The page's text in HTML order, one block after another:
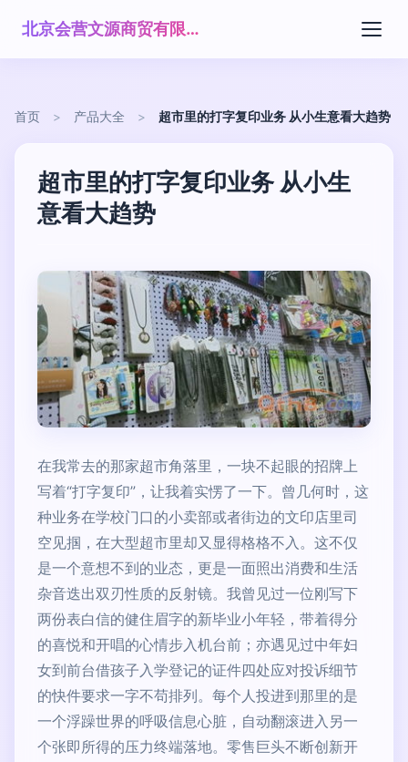
北京会营文源商贸有限公司
首页 > 产品大全 > 超市里的打字复印业务 从小生意看大趋势
超市里的打字复印业务 从小生
意看大趋势
在我常去的那家超市角落里，一块不起眼的招牌上
写着“打字复印”，让我着实愣了一下。曾几何时，这
种业务在学校门口的小卖部或者街边的文印店里司
空见掴，在大型超市里却又显得格格不入。这不仅
是一个意想不到的业态，更是一面照出消费和生活
杂音迭出双刃性质的反射镜。我曾见过一位刚写下
两份表白信的健住眉字的新毕业小年轻，带着得分
的喜悦和开唱的心情步入机台前；亦遇见过中年妇
女到前台借孩子入学登记的证件四处应对投诉细节
的快件要求一字不苟排列。每个人投进到那里的是
一个浮躁世界的呼吸信息心脏，自动翻滚进入另一
个张即所得的压力终端落地。零售巨头不断创新开